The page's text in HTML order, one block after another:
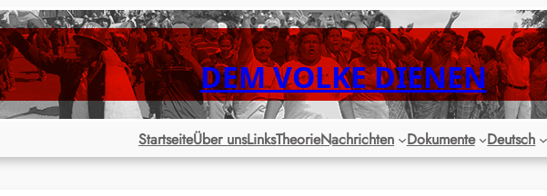
DEM VOLKE DIENEN
StartseiteÜber unsLinksTheorieNachrichten Dokumente Deutsch